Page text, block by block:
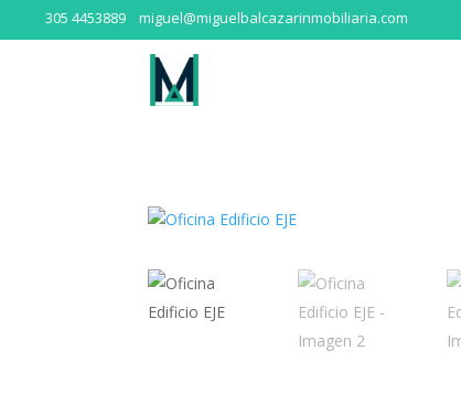
305 4453889 miguel@miguelbalcazarinmobiliaria.com